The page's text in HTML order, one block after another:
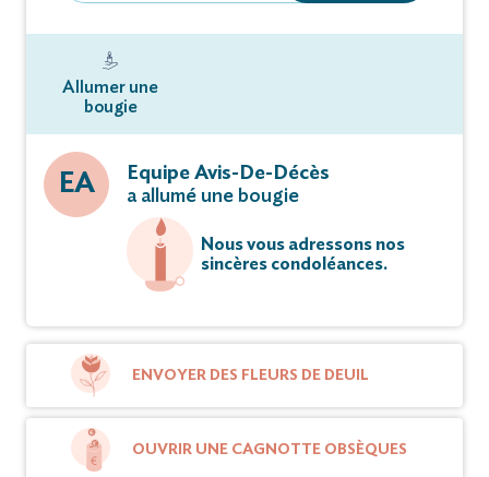
Allumer une
bougie
EA
Equipe Avis-De-Décès
a allumé une bougie
Nous vous adressons nos
sincères condoléances.
ENVOYER DES FLEURS DE DEUIL
OUVRIR UNE CAGNOTTE OBSÈQUES